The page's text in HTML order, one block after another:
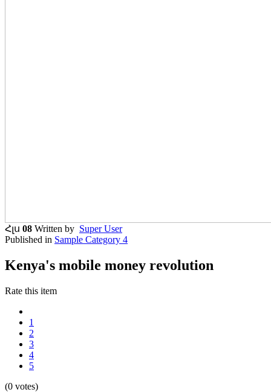
Հլս 08 Written by Super User
Published in Sample Category 4
Kenya's mobile money revolution
Rate this item
1
2
3
4
5
(0 votes)